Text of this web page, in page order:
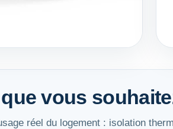
vous
réel du logement : isolation